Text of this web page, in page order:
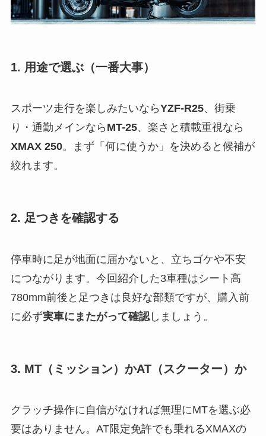
1. 用途で選ぶ（一番大事）
スポーツ走行を楽しみたいならYZF-R25、街乗
り・通勤メインなら MT-25、楽さと積載重視なら
XMAX 250。まず「何に使うか」を決めると候補が
絞れます。
2. 足つきを確認する
停車時に足が地面に届かないと、立ちゴケや不安
につながります。今回紹介した3車種はシート高
780mm前後と足つきは良好な部類ですが、購入前
に必ず実車にまたがって確認しましょう。
3. MT（ミッション）かAT（スクーター）か
クラッチ操作に自信がなければ無理にMTを選ぶ必
要はありません。AT限定免許でも乗れるXMAXの